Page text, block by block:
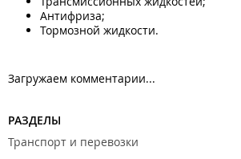
Антифриза;
Тормозной жидкости.
Загружаем комментарии...
РАЗДЕЛЫ
Транспорт и перевозки